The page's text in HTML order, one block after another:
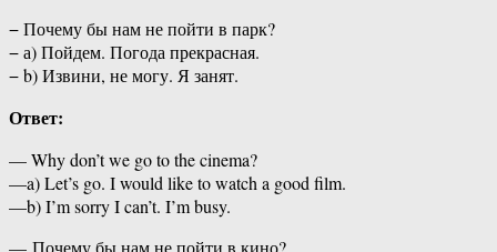
− Почему бы нам не пойти в парк?
− а) Пойдем. Погода прекрасная.
− b) Извини, не могу. Я занят.
Ответ:
— Why don’t we go to the cinema?
—a) Let’s go. I would like to watch a good film.
—b) I’m sorry I can’t. I’m busy.
— Почему бы нам не пойти в кино?